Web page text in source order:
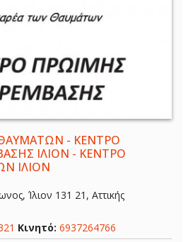
- ΚΕΝΤΡΟ
ΙΛΙΟΝ - ΚΕΝΤΡΟ
ΙΛΙΟΝ
Ίλιον 131 21, Αττικής
Κινητό: 6937264766